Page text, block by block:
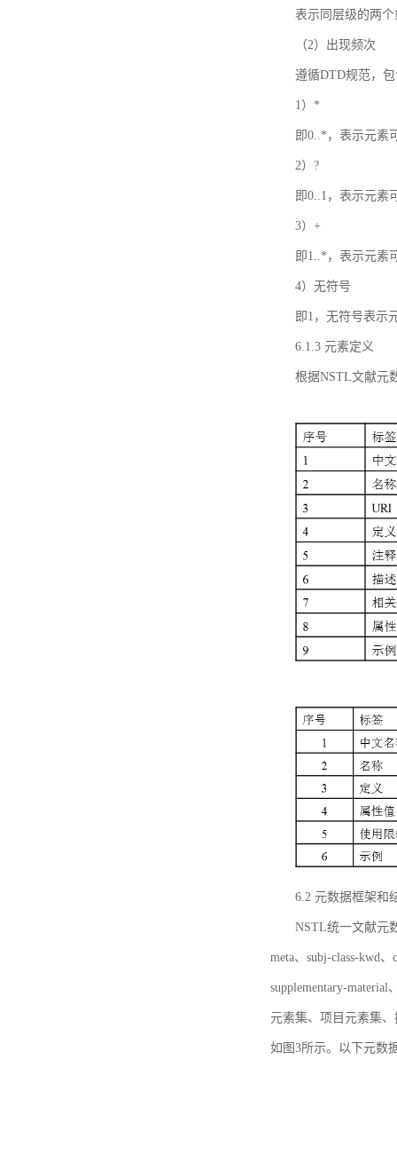
表示同层级的两
（2）出现频次
遵循DTD规范，
1）*
即0..*，表示元素
2）?
即0..1，表示元素
3）+
即1..*，表示元素
4）无符号
即1，无符号表示
6.1.3 元素定义
根据NSTL文献元
6.2 元数据框架和
NSTL统一文献元
meta、subj-class-kwd
supplementary-
元素集、项目元素集
如图3所示。以下元数